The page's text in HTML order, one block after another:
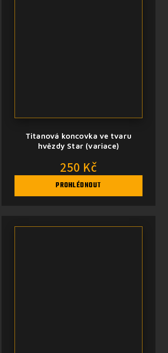
Titanová koncovka ve tvaru
hvězdy Star (variace)
250 Kč
PROHLÉDNOUT